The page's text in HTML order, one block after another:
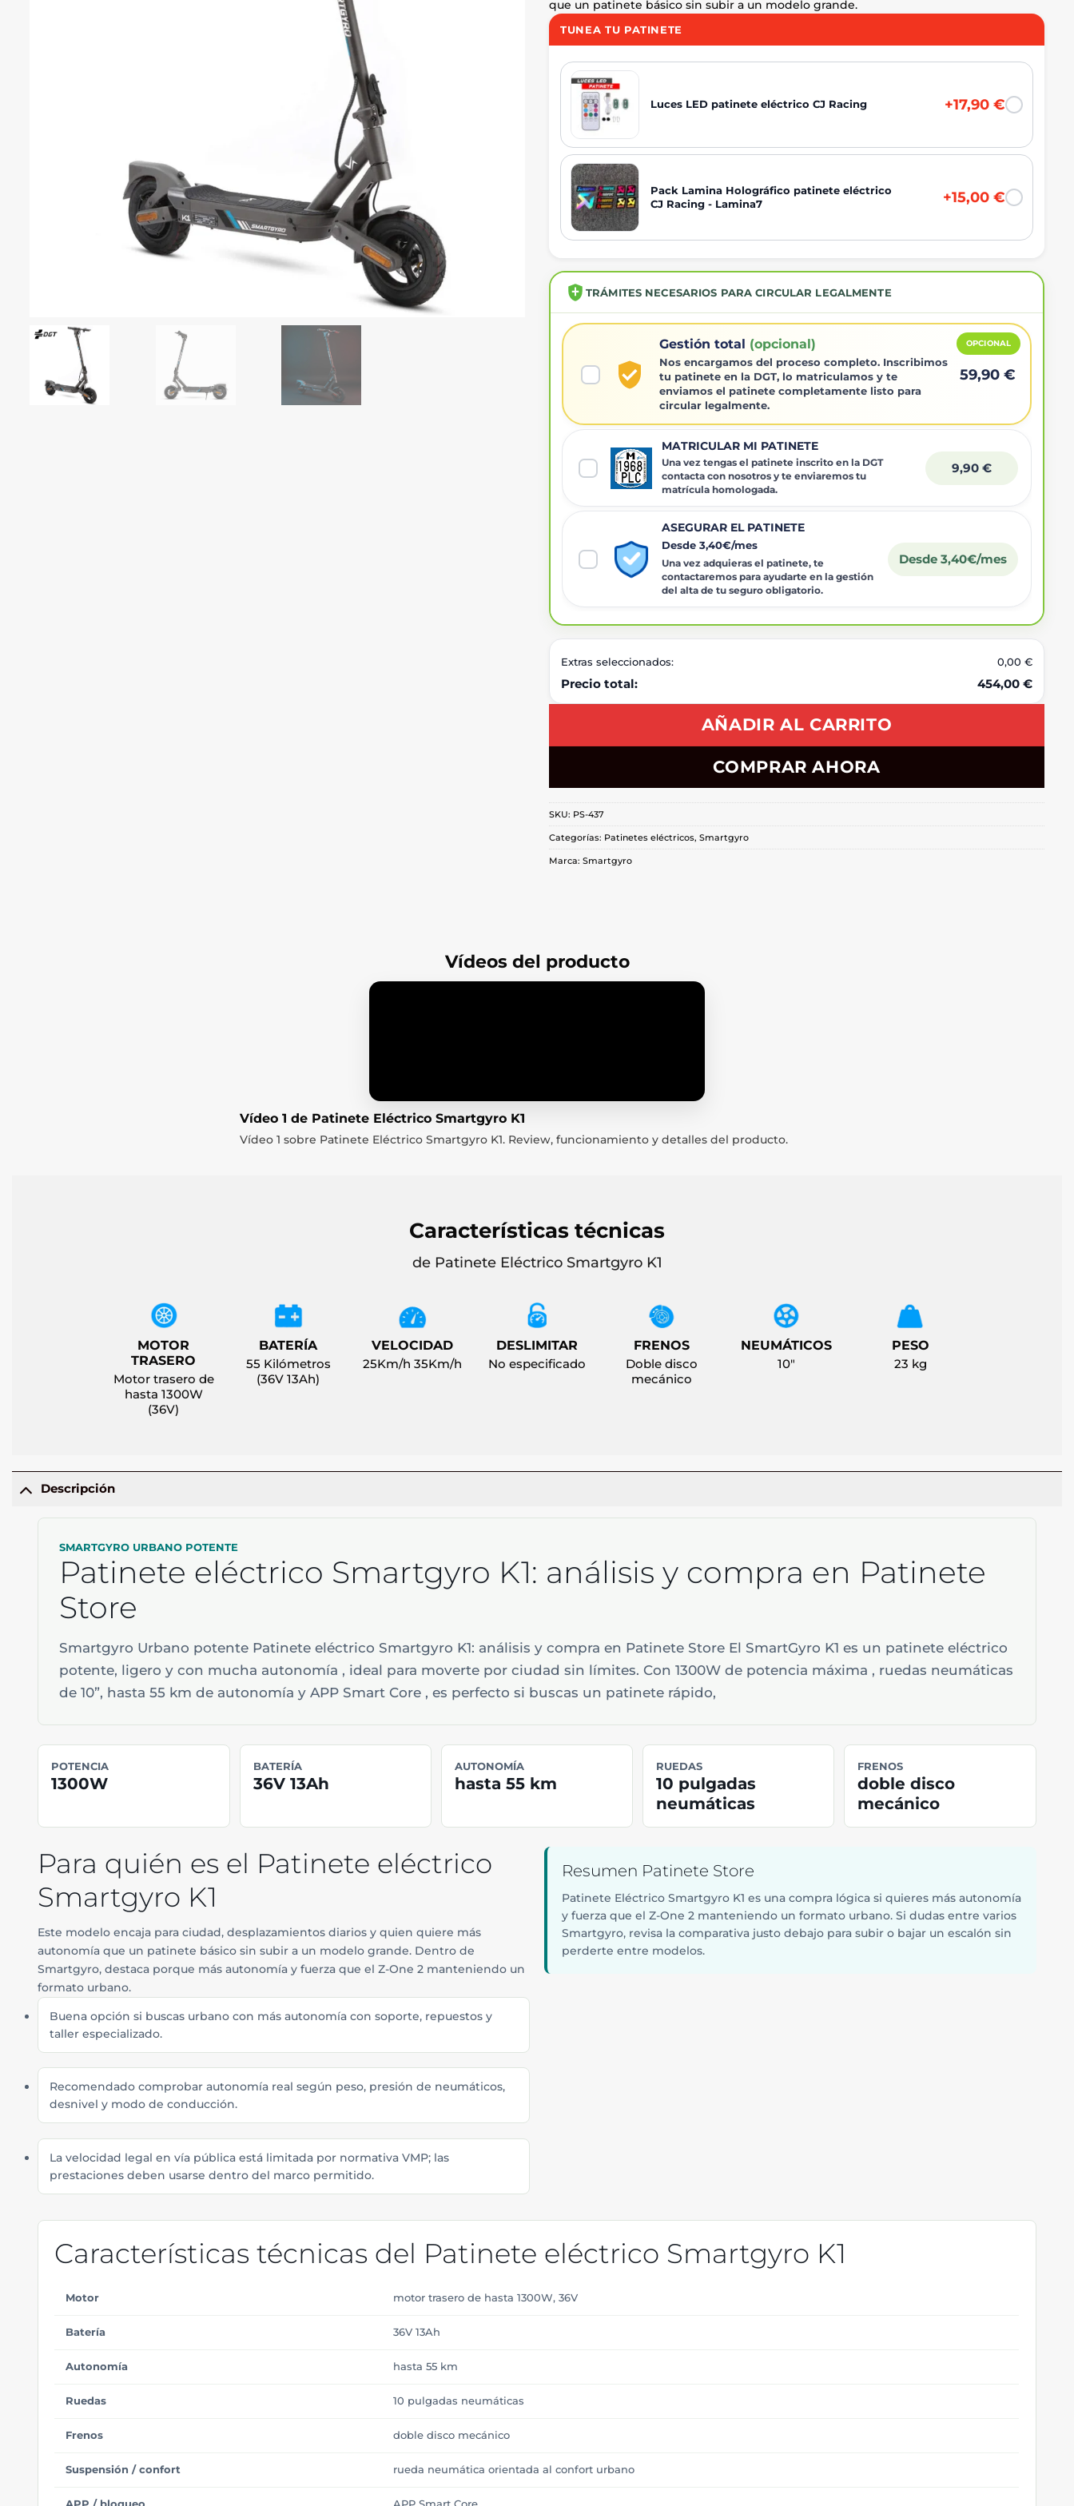
que un patinete básico sin subir a un modelo grande.
TUNEA TU PATINETE
Luces LED patinete eléctrico CJ Racing +17,90 €
Pack Lamina Holográfico patinete eléctrico
CJ Racing - Lamina7
+15,00 €
TRÁMITES NECESARIOS PARA CIRCULAR LEGALMENTE
OPCIONAL
Gestión total (opcional)
Nos encargamos del proceso completo. Inscribimos
tu patinete en la DGT, lo matriculamos y te
enviamos el patinete completamente listo para
circular legalmente.
59,90 €
MATRICULAR MI PATINETE
Una vez tengas el patinete inscrito en la DGT
contacta con nosotros y te enviaremos tu
matrícula homologada.
9,90 €
ASEGURAR EL PATINETE
Desde 3,40€/mes
Una vez adquieras el patinete, te
contactaremos para ayudarte en la gestión
del alta de tu seguro obligatorio.
Desde 3,40€/mes
Extras seleccionados: 0,00 €
Precio total: 454,00 €
AÑADIR AL CARRITO
COMPRAR AHORA
SKU: PS-437
Categorías: Patinetes eléctricos, Smartgyro
Marca: Smartgyro
Vídeos del producto
Vídeo 1 de Patinete Eléctrico Smartgyro K1
Vídeo 1 sobre Patinete Eléctrico Smartgyro K1. Review, funcionamiento y detalles del producto.
Características técnicas
de Patinete Eléctrico Smartgyro K1
MOTOR
TRASERO
Motor trasero de
hasta 1300W
(36V)
BATERÍA
55 Kilómetros
(36V 13Ah)
VELOCIDAD
25Km/h 35Km/h
DESLIMITAR
No especificado
FRENOS
Doble disco
mecánico
NEUMÁTICOS
10"
PESO
23 kg
Descripción
SMARTGYRO URBANO POTENTE
Patinete eléctrico Smartgyro K1: análisis y compra en Patinete
Store
Smartgyro Urbano potente Patinete eléctrico Smartgyro K1: análisis y compra en Patinete Store El SmartGyro K1 es un patinete eléctrico
potente, ligero y con mucha autonomía , ideal para moverte por ciudad sin límites. Con 1300W de potencia máxima , ruedas neumáticas
de 10”, hasta 55 km de autonomía y APP Smart Core , es perfecto si buscas un patinete rápido,
POTENCIA
1300W
BATERÍA
36V 13Ah
AUTONOMÍA
hasta 55 km
RUEDAS
10 pulgadas
neumáticas
FRENOS
doble disco
mecánico
Para quién es el Patinete eléctrico
Smartgyro K1
Este modelo encaja para ciudad, desplazamientos diarios y quien quiere más
autonomía que un patinete básico sin subir a un modelo grande. Dentro de
Smartgyro, destaca porque más autonomía y fuerza que el Z-One 2 manteniendo un
formato urbano.
Buena opción si buscas urbano con más autonomía con soporte, repuestos y
taller especializado.
Recomendado comprobar autonomía real según peso, presión de neumáticos,
desnivel y modo de conducción.
La velocidad legal en vía pública está limitada por normativa VMP; las
prestaciones deben usarse dentro del marco permitido.
Resumen Patinete Store
Patinete Eléctrico Smartgyro K1 es una compra lógica si quieres más autonomía
y fuerza que el Z-One 2 manteniendo un formato urbano. Si dudas entre varios
Smartgyro, revisa la comparativa justo debajo para subir o bajar un escalón sin
perderte entre modelos.
Características técnicas del Patinete eléctrico Smartgyro K1
Motor motor trasero de hasta 1300W, 36V
Batería 36V 13Ah
Autonomía hasta 55 km
Ruedas 10 pulgadas neumáticas
Frenos doble disco mecánico
Suspensión / confort rueda neumática orientada al confort urbano